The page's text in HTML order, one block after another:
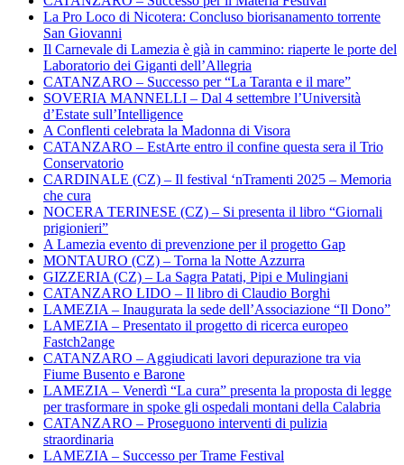
La Pro Loco di Nicotera: Concluso biorisanamento torrente
San Giovanni
Il Carnevale di Lamezia è già in cammino: riaperte le porte del
Laboratorio dei Giganti dell’Allegria
CATANZARO – Successo per “La Taranta e il mare”
SOVERIA MANNELLI – Dal 4 settembre l’Università
d’Estate sull’Intelligence
A Conflenti celebrata la Madonna di Visora
CATANZARO – EstArte entro il confine questa sera il Trio
Conservatorio
CARDINALE (CZ) – Il festival ‘nTramenti 2025 – Memoria
che cura
NOCERA TERINESE (CZ) – Si presenta il libro “Giornali
prigionieri”
A Lamezia evento di prevenzione per il progetto Gap
MONTAURO (CZ) – Torna la Notte Azzurra
GIZZERIA (CZ) – La Sagra Patati, Pipi e Mulingiani
CATANZARO LIDO – Il libro di Claudio Borghi
LAMEZIA – Inaugurata la sede dell’Associazione “Il Dono”
LAMEZIA – Presentato il progetto di ricerca europeo
Fastch2ange
CATANZARO – Aggiudicati lavori depurazione tra via
Fiume Busento e Barone
LAMEZIA – Venerdì “La cura” presenta la proposta di legge
per trasformare in spoke gli ospedali montani della Calabria
CATANZARO – Proseguono interventi di pulizia
straordinaria
LAMEZIA – Successo per Trame Festival